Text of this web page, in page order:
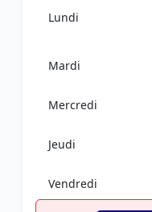
Lundi
Mardi
Mercredi
Jeudi
Vendredi